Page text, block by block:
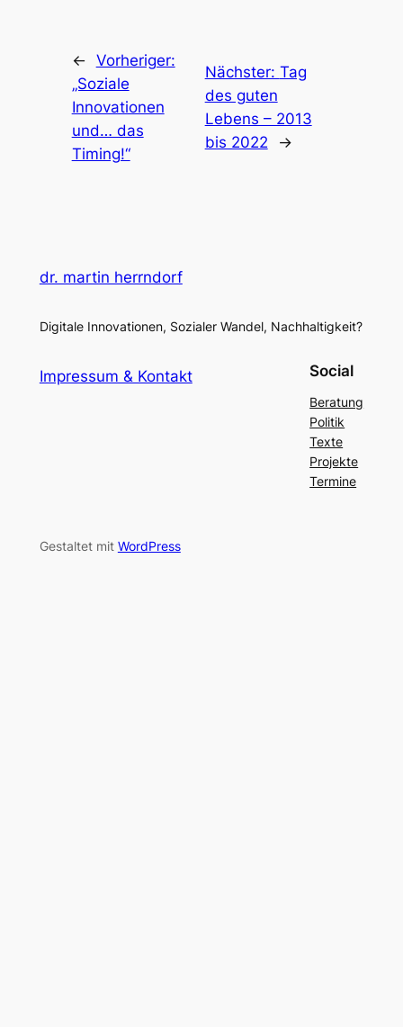
← Vorheriger:
„Soziale
Innovationen
und… das
Timing!“
Nächster: Tag
des guten
Lebens – 2013
bis 2022
→
dr. martin herrndorf
Digitale Innovationen, Sozialer Wandel, Nachhaltigkeit?
Impressum & Kontakt Social
Beratung
Politik
Texte
Projekte
Termine
Gestaltet mit WordPress